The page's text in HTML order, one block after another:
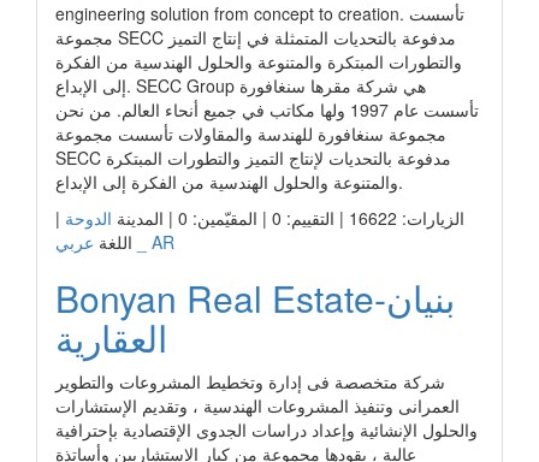
engineering solution from concept to creation. تأسست
مجموعة SECC مدفوعة بالتحديات المتمثلة في إنتاج التميز
والتطورات المبتكرة والمتنوعة والحلول الهندسية من الفكرة
إلى الإبداع. SECC Group هي شركة مقرها سنغافورة
تأسست عام 1997 ولها مكاتب في جميع أنحاء العالم. من نحن
مجموعة سنغافورة للهندسة والمقاولات تأسست مجموعة
SECC مدفوعة بالتحديات لإنتاج التميز والتطورات المبتكرة
والمتنوعة والحلول الهندسية من الفكرة إلى الإبداع.
الزيارات: 16622 | التقييم: 0 | المقيّمين: 0 | المدينة
الدوحة |
اللغة عربي _ AR
Bonyan Real Estate-بنيان
العقارية
شركة متخصصة فى إدارة وتخطيط المشروعات والتطوير
العمرانى وتنفيذ المشروعات الهندسية ، وتقديم الإستشارات
والحلول الإنشائية وإعداد دراسات الجدوى الإقتصادية بإحترافية
عالية ، يقودها مجموعة من كبار الإستشاريين وأساتذة